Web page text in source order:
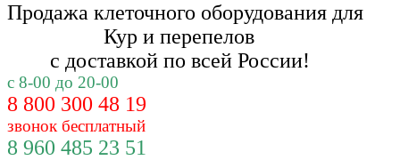
Продажа клеточного оборудования для
Кур и перепелов
с доставкой по всей России!
с 8-00 до 20-00
8 800 300 48 19
звонок бесплатный
8 960 485 23 51